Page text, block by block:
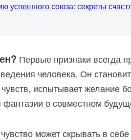
успешного союза: секреты
Первые признаки всегда
человека. Он
испытывает желание
о совместном
может скрывать в